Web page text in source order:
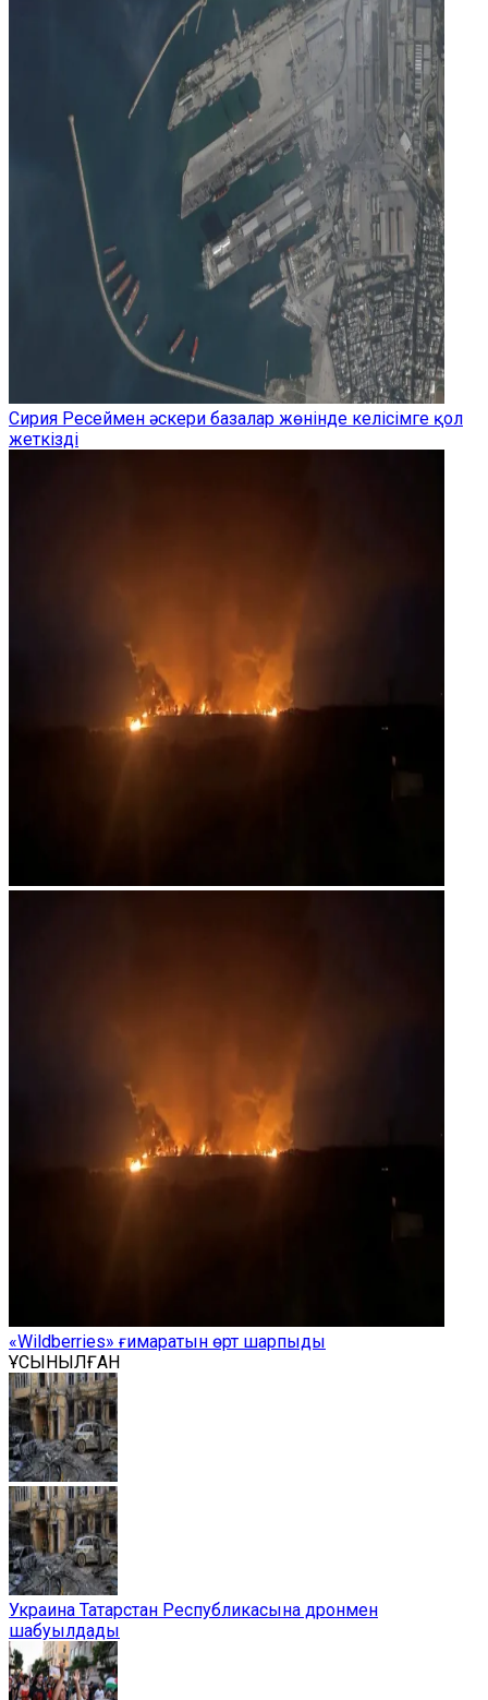
Сирия Ресеймен әскери базалар жөнінде келісімге қол
жеткізді
«Wildberries» ғимаратын өрт шарпыды
ҰСЫНЫЛҒАН
Украина Татарстан Республикасына дронмен
шабуылдады